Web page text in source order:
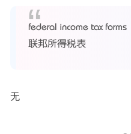
federal income tax forms
联邦所得税表
无